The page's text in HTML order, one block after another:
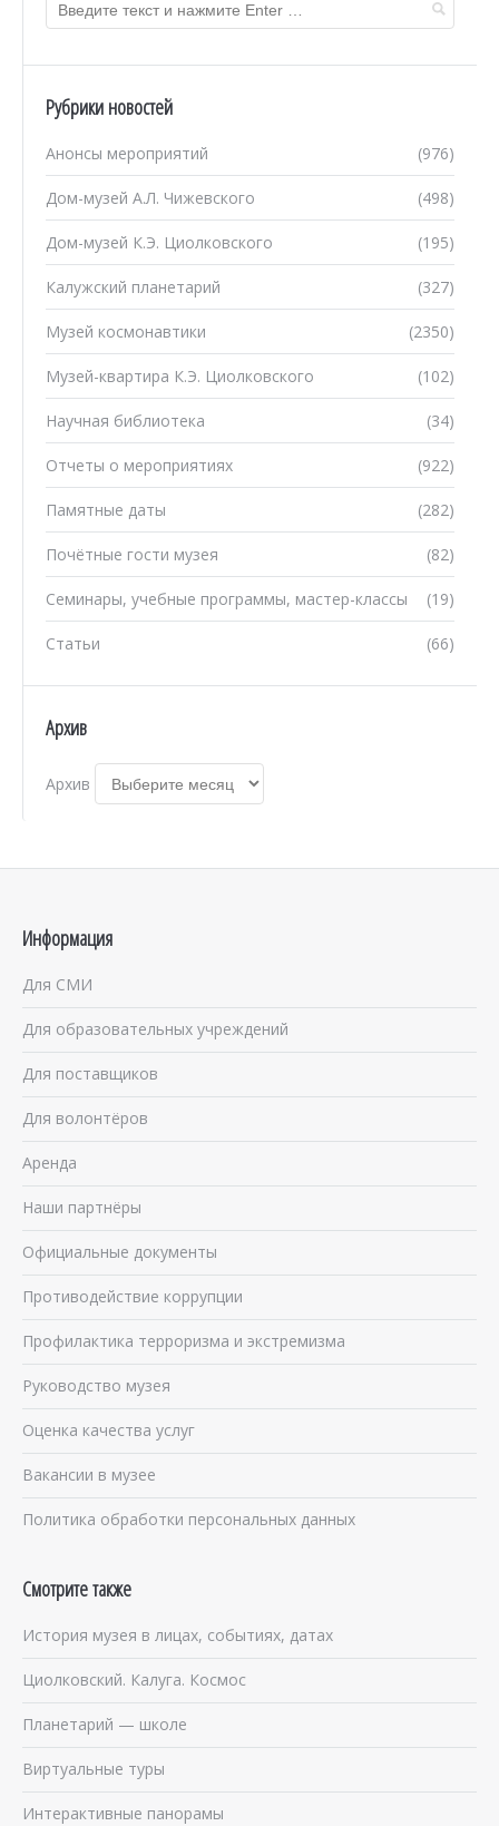
Рубрики новостей
(976)
Анонсы мероприятий
(498)
Дом-музей А.Л. Чижевского
(195)
Дом-музей К.Э. Циолковского
(327)
Калужский планетарий
(2350)
Музей космонавтики
(102)
Музей-квартира К.Э. Циолковского
(34)
Научная библиотека
(922)
Отчеты о мероприятиях
(282)
Памятные даты
(82)
Почётные гости музея
(19)
Семинары, учебные программы, мастер-классы
(66)
Статьи
Архив
Архив
Информация
Для СМИ
Для образовательных учреждений
Для поставщиков
Для волонтёров
Аренда
Наши партнёры
Официальные документы
Противодействие коррупции
Профилактика терроризма и экстремизма
Руководство музея
Оценка качества услуг
Вакансии в музее
Политика обработки персональных данных
Смотрите также
История музея в лицах, событиях, датах
Циолковский. Калуга. Космос
Планетарий — школе
Виртуальные туры
Интерактивные панорамы